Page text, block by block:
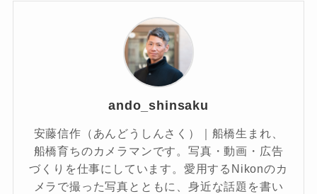
ando_shinsaku
安藤信作（あんどうしんさく）｜船橋生まれ、
船橋育ちのカメラマンです。写真・動画・広告
づくりを仕事にしています。愛用するNikonのカ
メラで撮った写真とともに、身近な話題を書い